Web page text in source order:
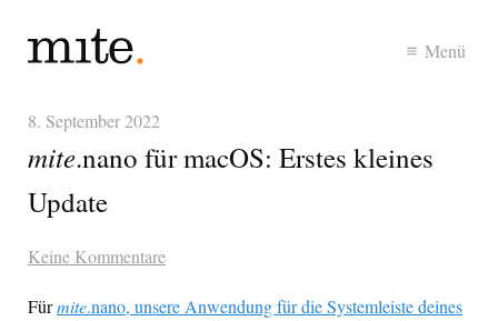
Menü
8. September 2022
mite.nano für macOS: Erstes kleines
Update
Keine Kommentare
Fürmite.nano, unsere Anwendung für die Systemleiste deines